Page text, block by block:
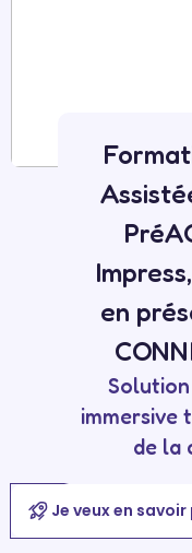
en
immersive
de la
Je veux en savoir